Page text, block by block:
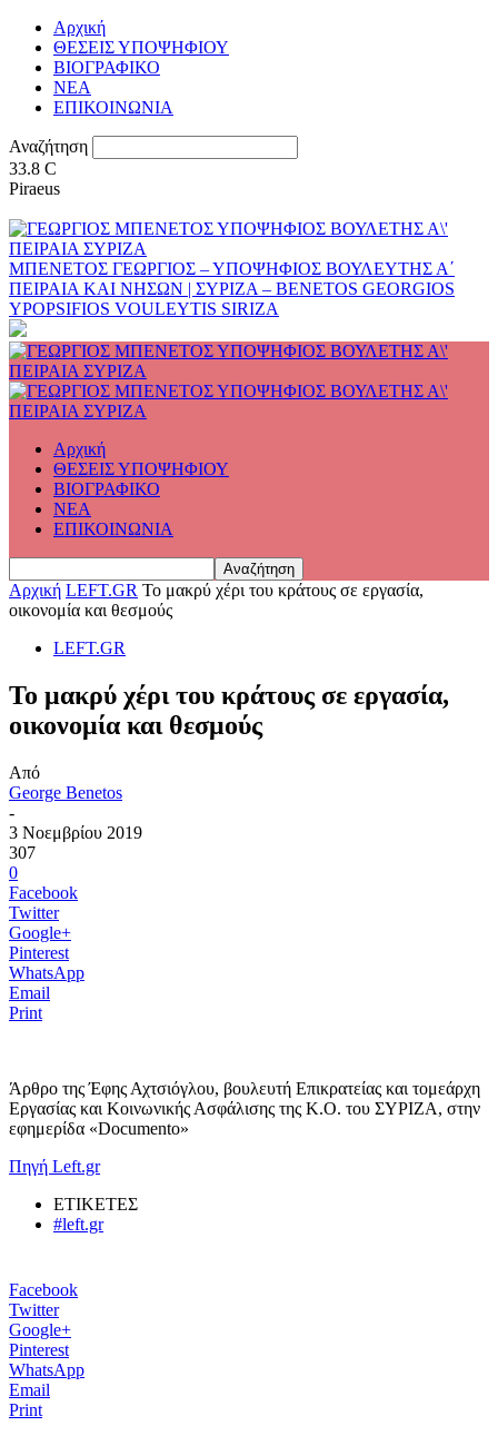
Αρχική
ΘΕΣΕΙΣ ΥΠΟΨΗΦΙΟΥ
ΒΙΟΓΡΑΦΙΚΟ
ΝΕΑ
ΕΠΙΚΟΙΝΩΝΙΑ
Αναζήτηση
33.8 C
Piraeus
ΜΠΕΝΕΤΟΣ ΓΕΩΡΓΙΟΣ – ΥΠΟΨΗΦΙΟΣ ΒΟΥΛΕΥΤΗΣ Α΄
ΠΕΙΡΑΙΑ ΚΑΙ ΝΗΣΩΝ | ΣΥΡΙΖΑ – BENETOS GEORGIOS
YPOPSIFIOS VOULEYTIS SIRIZA
Αρχική
ΘΕΣΕΙΣ ΥΠΟΨΗΦΙΟΥ
ΒΙΟΓΡΑΦΙΚΟ
ΝΕΑ
ΕΠΙΚΟΙΝΩΝΙΑ
Αρχική LEFT.GR Το μακρύ χέρι του κράτους σε εργασία,
οικονομία και θεσμούς
LEFT.GR
Το μακρύ χέρι του κράτους σε εργασία,
οικονομία και θεσμούς
Από
George Benetos
-
3 Νοεμβρίου 2019
307
0
Facebook
Twitter
Google+
Pinterest
WhatsApp
Email
Print
Άρθρο της Έφης Αχτσιόγλου, βουλευτή Επικρατείας και τομεάρχη
Εργασίας και Κοινωνικής Ασφάλισης της Κ.Ο. του ΣΥΡΙΖΑ, στην
εφημερίδα «Documento»
Πηγή Left.gr
ΕΤΙΚΕΤΕΣ
#left.gr
Facebook
Twitter
Google+
Pinterest
WhatsApp
Email
Print